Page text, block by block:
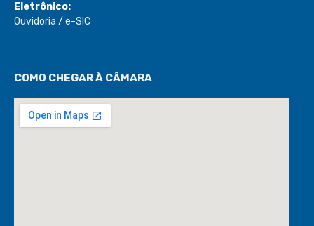
Eletrônico:
Ouvidoria / e-SIC
COMO CHEGAR À CÂMARA